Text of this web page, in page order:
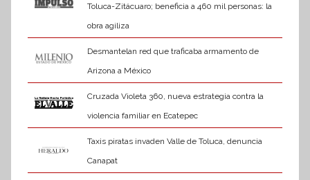
Toluca-Zitácuaro; beneficia a 460 mil personas: la
obra agiliza
Desmantelan red que traficaba armamento de
Arizona a México
Cruzada Violeta 360, nueva estrategia contra la
violencia familiar en Ecatepec
Taxis piratas invaden Valle de Toluca, denuncia
Canapat